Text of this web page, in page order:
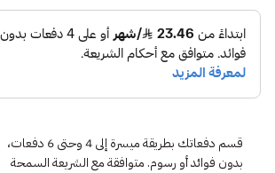
غامق لتحقيق تناسق بصري فريد.
🔍
Meta Title:
خلاط دش أسود إيطالي DEX – تصميم فاخر وتحكم مثالي
قسم دفعاتك بطريقة ميسرة إلى 4 وحتى 6 دفعات،
بدون فوائد أو رسوم. متوافقة مع الشريعة السمحة